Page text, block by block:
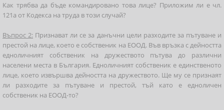
Как трябва да бъде командировано това лице? Приложим ли е чл.
121а от Кодекса на труда в този случай?
Въпрос 2: Признават ли се за данъчни цели разходите за пътуване и
престой на лице, което е собственик на ЕООД. Във връзка с дейността
едноличният собственик на дружеството пътува до различни
населени места в България. Едноличният собственик е единственото
лице, което извършва дейността на дружеството. Ще му се признаят
ли разходите за пътуване и престой, тъй като е едноличен
собственик на ЕООД-то?